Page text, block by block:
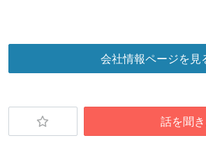
フレックスタイム制または裁量労
待遇・福利厚生
て、大規模カンファレンスへの参
ある
会社情報ページを見
話を聞